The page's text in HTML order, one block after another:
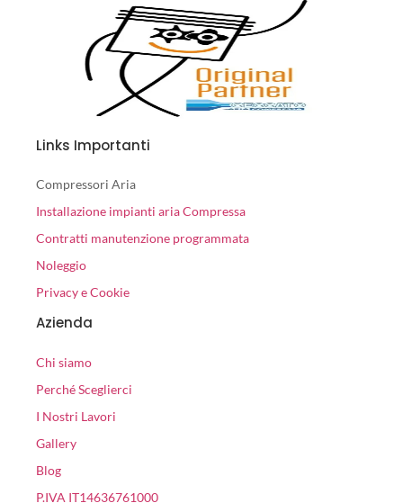
Links Importanti
Compressori Aria
Installazione impianti aria Compressa
Contratti manutenzione programmata
Noleggio
Privacy e Cookie
Azienda
Chi siamo
Perché Sceglierci
I Nostri Lavori
Gallery
Blog
P.IVA IT14636761000